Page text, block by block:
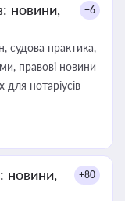
новини,
+6
судова практика,
правові новини
нотаріусів
новини,
+80